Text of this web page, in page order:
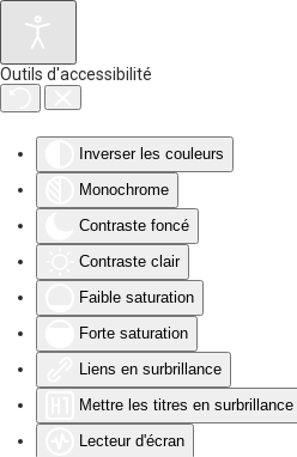
Outils d'accessibilité
Inverser les couleurs
Monochrome
Contraste foncé
Contraste clair
Faible saturation
Forte saturation
Liens en surbrillance
Mettre les titres en surbrillance
Lecteur d'écran
Accéder au contenu principal